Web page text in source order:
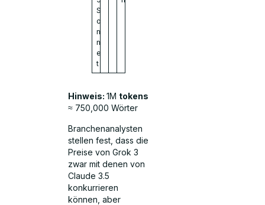
S
o
n
n
e
t
Hinweis:1M tokens
≈ 750,000 Wörter
Branchenanalysten
stellen fest, dass die
Preise von Grok 3
zwar mit denen von
Claude 3.5
konkurrieren
können, aber